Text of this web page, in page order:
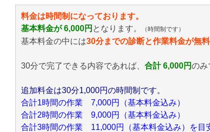
料金は時間制になっております。
基本料金が 6,000円 となります。 （時間制です）
基本料金の中には30分までの診断と作業料金が無料
30分で完了できる内容であれば、 合計 6,000円のみ
追加料金は30分1,000円の時間制です。
合計1時間の作業 7,000円（基本料金込み）
合計2時間の作業 9,000円（基本料金込み）
合計3時間の作業 11,000円（基本料金込み）を目